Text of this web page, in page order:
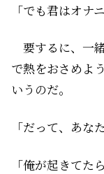
「でも君はオナ
要するに、一
で熱をおさめよ
いうのだ。
「だって、あな
「俺が起きて